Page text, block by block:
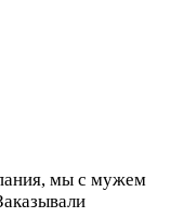
мы с мужем